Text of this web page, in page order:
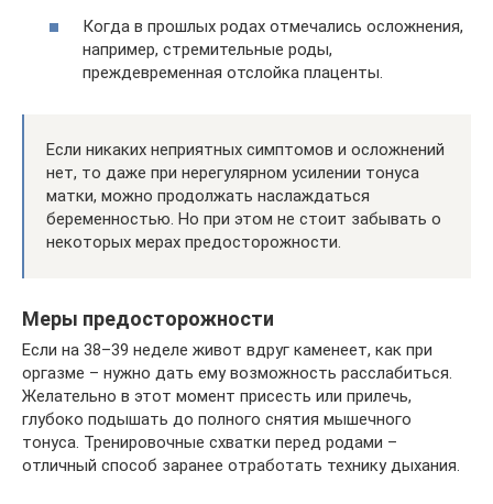
Когда в прошлых родах отмечались осложнения,
например, стремительные роды,
преждевременная отслойка плаценты.
Если никаких неприятных симптомов и осложнений
нет, то даже при нерегулярном усилении тонуса
матки, можно продолжать наслаждаться
беременностью. Но при этом не стоит забывать о
некоторых мерах предосторожности.
Меры предосторожности
Если на 38–39 неделе живот вдруг каменеет, как при
оргазме – нужно дать ему возможность расслабиться.
Желательно в этот момент присесть или прилечь,
глубоко подышать до полного снятия мышечного
тонуса. Тренировочные схватки перед родами –
отличный способ заранее отработать технику дыхания.